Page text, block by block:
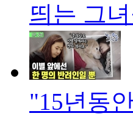
띄는 그
"15년동